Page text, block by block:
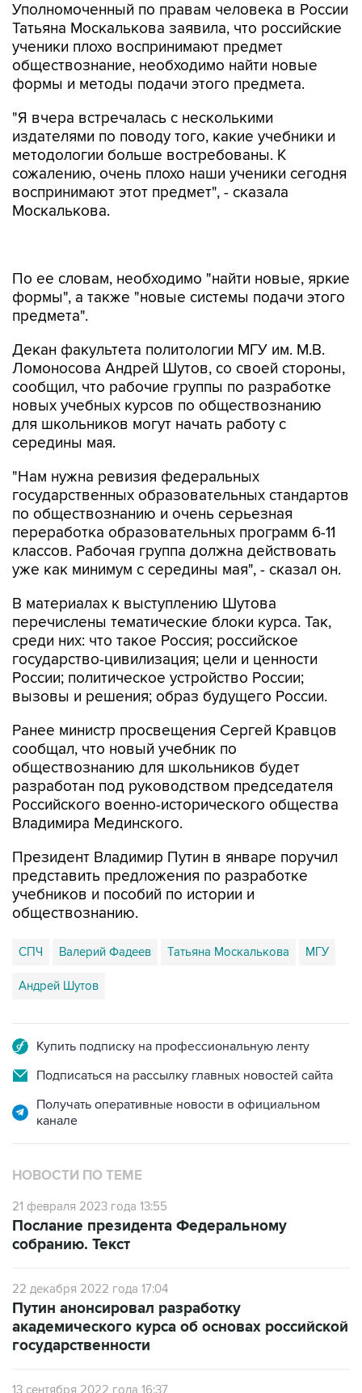
Уполномоченный по правам человека в России
Татьяна Москалькова заявила, что российские
ученики плохо воспринимают предмет
обществознание, необходимо найти новые
формы и методы подачи этого предмета.
"Я вчера встречалась с несколькими
издателями по поводу того, какие учебники и
методологии больше востребованы. К
сожалению, очень плохо наши ученики сегодня
воспринимают этот предмет", - сказала
Москалькова.
предмета".
Декан факультета политологии МГУ им. М.В.
сообщил, что рабочие группы по разработке
новых учебных курсов по обществознанию
для школьников могут начать работу с
середины мая.
"Нам нужна ревизия федеральных
по обществознанию и очень серьезная
переработка образовательных программ 6-11
классов. Рабочая группа должна действовать
уже как минимум с середины мая", - сказал он.
В материалах к выступлению Шутова
среди них: что такое Россия; российское
государство-цивилизация; цели и ценности
России; политическое устройство России;
вызовы и решения; образ будущего России.
Ранее министр просвещения Сергей Кравцов
обществознанию для школьников будет
разработан под руководством председателя
Российского военно-исторического общества
Владимира Мединского.
Президент Владимир Путин в январе поручил
учебников и пособий по истории и
обществознанию.
СПЧ Валерий Фадеев
Андрей Шутов
Подписаться на рассылку главных новостей сайта
Получать оперативные новости в официальном
НОВОСТИ ПО ТЕМЕ
21 февраля 2023 года 13:55
собранию. Текст
22 декабря 2022 года 17:04
академического курса об основах российской
государственности
13 сентября 2022 года 16:37